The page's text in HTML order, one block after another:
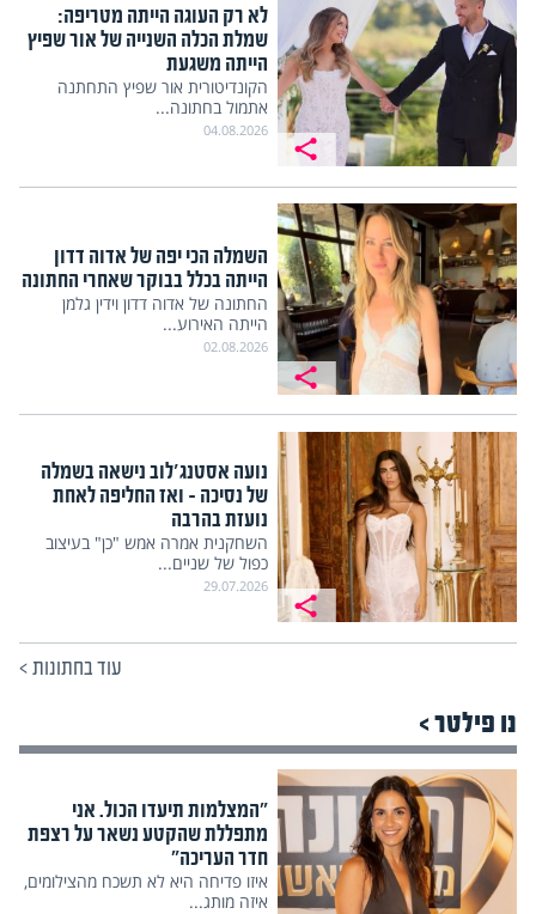
לא רק העוגה הייתה מטריפה:
שמלת הכלה השנייה של אור שפיץ
הייתה משגעת
הקונדיטורית אור שפיץ התחתנה
אתמול בחתונה...
04.08.2026
השמלה הכי יפה של אדוה דדון
הייתה בכלל בבוקר שאחרי החתונה
החתונה של אדוה דדון וידין גלמן
הייתה האירוע...
02.08.2026
נועה אסטנג'לוב נישאה בשמלה
של נסיכה – ואז החליפה לאחת
נועזת בהרבה
השחקנית אמרה אמש "כן" בעיצוב
כפול של שניים...
29.07.2026
עוד בחתונות>
נו פילטר >
"המצלמות תיעדו הכול. אני
מתפללת שהקטע נשאר על רצפת
חדר העריכה"
איזו פדיחה היא לא תשכח מהצילומים,
איזה מותג...